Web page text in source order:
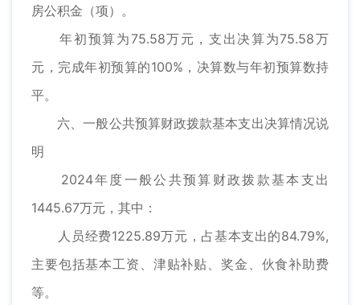
房公积金（项）。
年初预算为75.58万元，支出决算为75.58万
元，完成年初预算的100%，决算数与年初预算数持
平。
六、一般公共预算财政拨款基本支出决算情况说
明
2024年度一般公共预算财政拨款基本支出
1445.67万元，其中：
人员经费1225.89万元，占基本支出的84.79%,
主要包括基本工资、津贴补贴、奖金、伙食补助费
等。